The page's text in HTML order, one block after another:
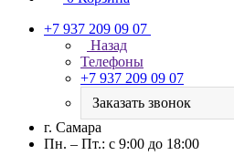
+7 937 209 09 07
Назад
Телефоны
+7 937 209 09 07
Заказать звонок
г. Самара
Пн. – Пт.: с 9:00 до 18:00